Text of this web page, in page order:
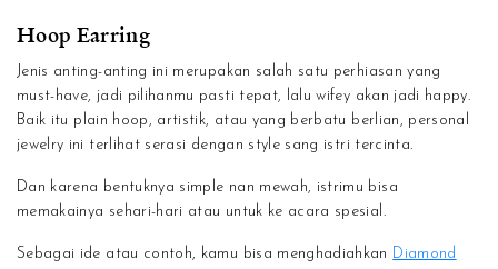
Hoop Earring
Jenis anting-anting ini merupakan salah satu perhiasan yang
must-have, jadi pilihanmu pasti tepat, lalu wifey akan jadi happy.
Baik itu plain hoop, artistik, atau yang berbatu berlian, personal
jewelry ini terlihat serasi dengan style sang istri tercinta.
Dan karena bentuknya simple nan mewah, istrimu bisa
memakainya sehari-hari atau untuk ke acara spesial.
Sebagai ide atau contoh, kamu bisa menghadiahkan Diamond